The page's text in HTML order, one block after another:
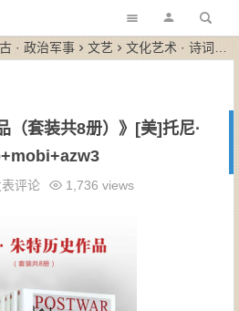
· 政治军事 文艺 文化艺术 · 诗词歌赋
（套装共8册）》[美]托尼·
表评论 1,736 views